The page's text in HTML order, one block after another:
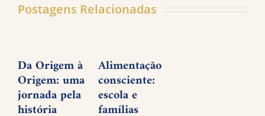
Postagens Relacionadas
Da Origem à
Origem: uma
jornada pela
história
Alimentação
consciente:
escola e
famílias